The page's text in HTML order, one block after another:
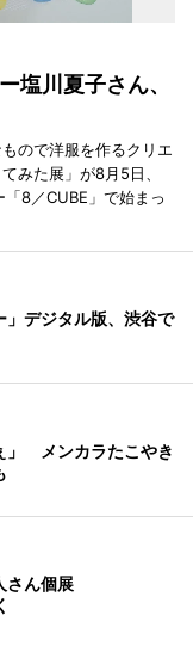
塩川夏子さん、
ので洋服を作るクリエ
みた展」が8月5日、
8／CUBE」で始まっ
」デジタル版、渋谷で
」 メンカラたこやき
さん個展